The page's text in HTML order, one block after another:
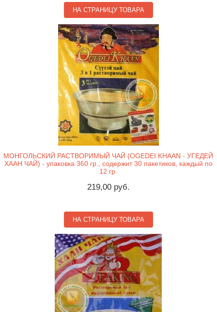
НА СТРАНИЦУ ТОВАРА
МОНГОЛЬСКИЙ РАСТВОРИМЫЙ ЧАЙ (OGEDEI KHAAN - УГЕДЕЙ
ХААН ЧАЙ) - упаковка 360 гр., содержит 30 пакетиков, каждый по
12 гр.
219,00 руб.
НА СТРАНИЦУ ТОВАРА